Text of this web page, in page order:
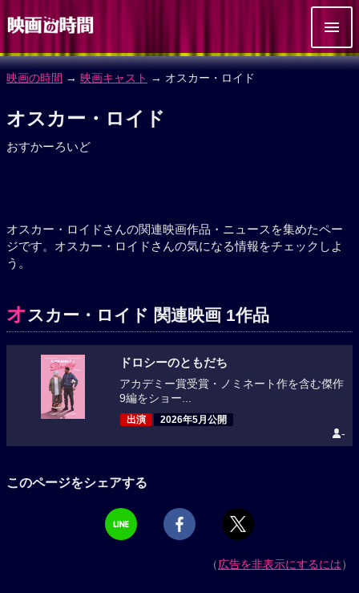
映画の時間 → 映画キャスト → オスカー・ロイド
オスカー・ロイド
おすかーろいど
オスカー・ロイドさんの関連映画作品・ニュースを集めたペー
ジです。オスカー・ロイドさんの気になる情報をチェックしよ
う。
オスカー・ロイド 関連映画 1作品
ドロシーのともだち
アカデミー賞受賞・ノミネート作を含む傑作
9編をショー...
出演 2026年5月公開
-
このページをシェアする
（広告を非表示にするには）